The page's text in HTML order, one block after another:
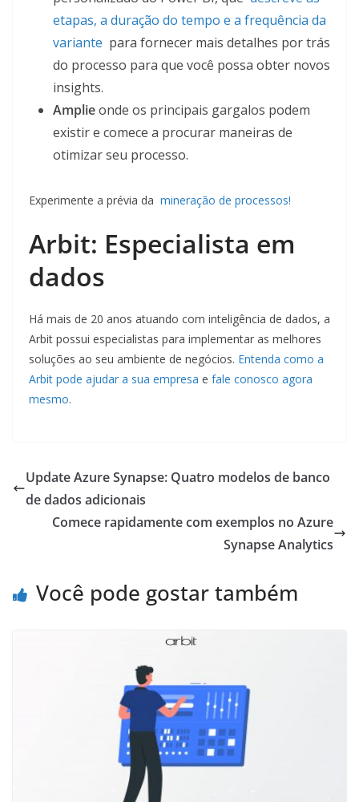
etapas, a duração do tempo e a frequência da
variante para fornecer mais detalhes por trás
do processo para que você possa obter novos
insights.
Amplieonde os principais gargalos podem
existir e comece a procurar maneiras de
otimizar seu processo.
Experimente a prévia da mineração de processos!
Arbit: Especialista em
dados
Há mais de 20 anos atuando com inteligência de dados, a
Arbit possui especialistas para implementar as melhores
soluções ao seu ambiente de negócios. Entenda como a
Arbit pode ajudar a sua empresa e fale conosco agora
mesmo.
Update Azure Synapse: Quatro modelos de banco
de dados adicionais
Comece rapidamente com exemplos no Azure
Synapse Analytics
Você pode gostar também